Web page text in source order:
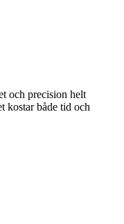
och precision helt
kostar både tid och